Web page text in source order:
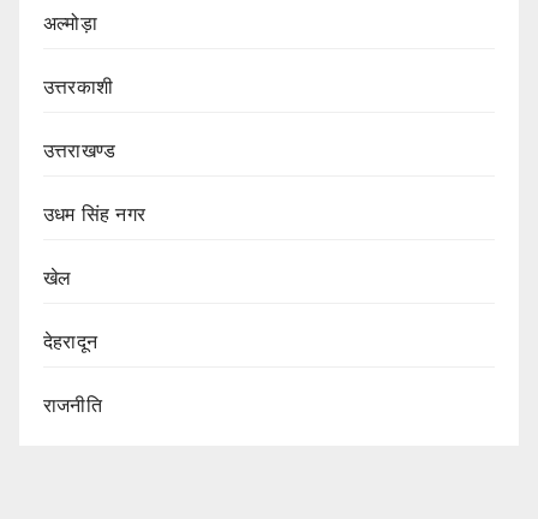
अल्मोड़ा
उत्तरकाशी
उत्तराखण्ड
उधम सिंह नगर
खेल
देहरादून
राजनीति